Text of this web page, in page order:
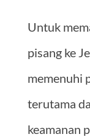
Untuk
pisang ke
memenuhi
terutama
keamanan